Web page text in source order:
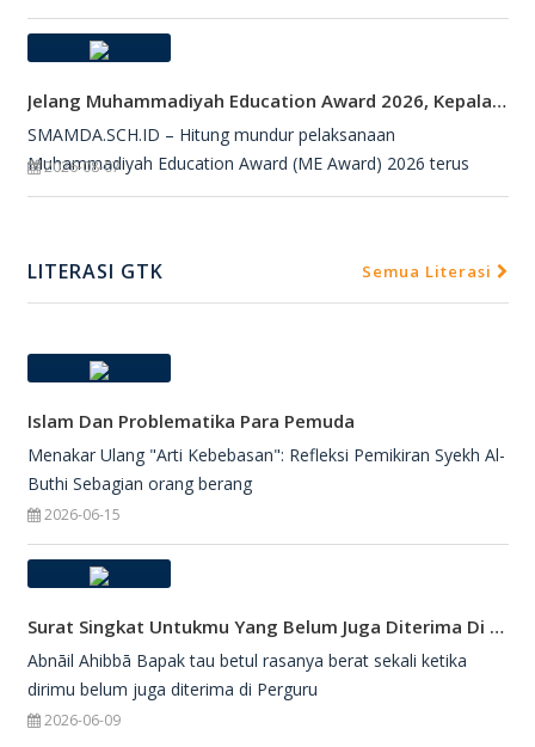
Jelang Muhammadiyah Education Award 2026, Kepala SMAMDA Sidoarjo Suntik Semangat Kontingen
SMAMDA.SCH.ID – Hitung mundur pelaksanaan
Muhammadiyah Education Award (ME Award) 2026 terus
2026-08-07
LITERASI GTK Semua Literasi
Islam Dan Problematika Para Pemuda
Menakar Ulang "Arti Kebebasan": Refleksi Pemikiran Syekh Al-
Buthi Sebagian orang berang
2026-06-15
Surat Singkat Untukmu Yang Belum Juga Diterima Di Perguruan Tinggi
Abnāil Ahibbā Bapak tau betul rasanya berat sekali ketika
dirimu belum juga diterima di Perguru
2026-06-09